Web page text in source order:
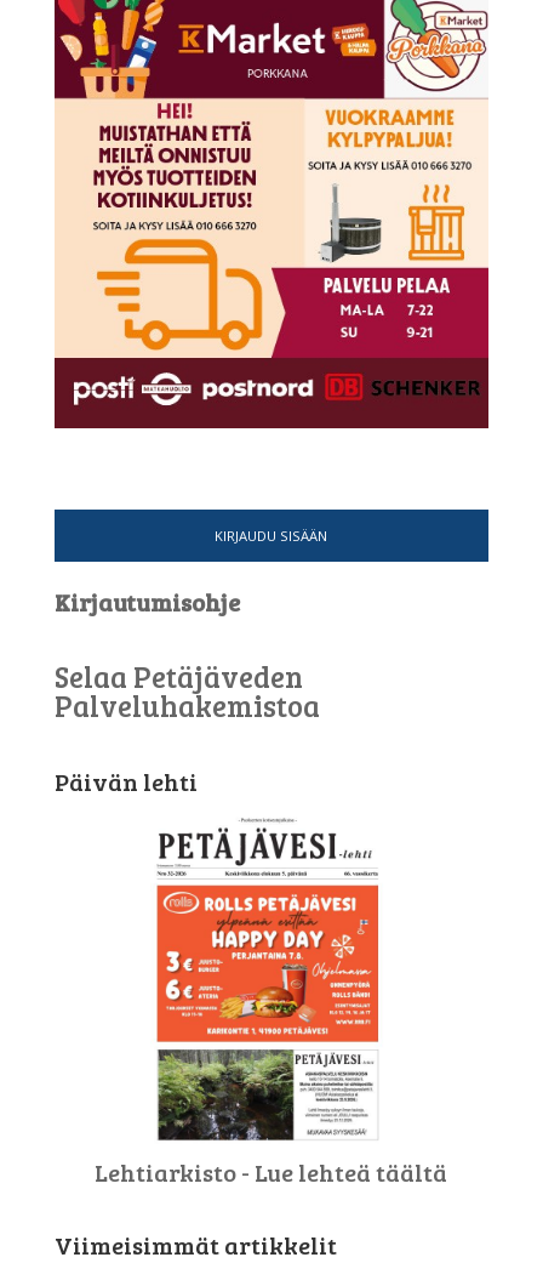
KIRJAUDU SISÄÄN
Kirjautumisohje
Selaa Petäjäveden
Palveluhakemistoa
Päivän lehti
Lehtiarkisto - Lue lehteä täältä
Viimeisimmät artikkelit